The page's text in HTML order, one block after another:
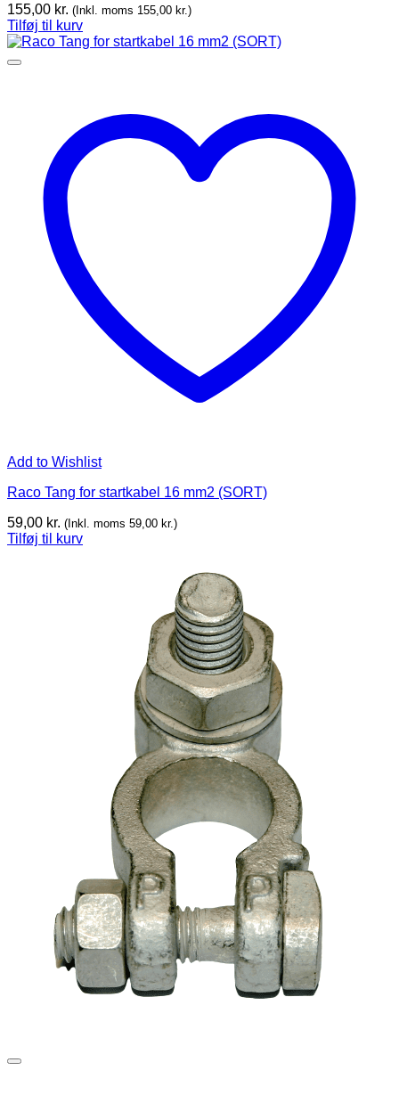
155,00 kr. (Inkl. moms 155,00 kr.)
Tilføj til kurv
Add to Wishlist
Raco Tang for startkabel 16 mm2 (SORT)
59,00 kr. (Inkl. moms 59,00 kr.)
Tilføj til kurv